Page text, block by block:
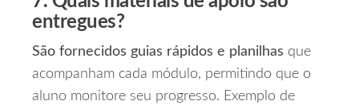
entregues?
São fornecidos guias rápidos e planilhas que
acompanham cada módulo, permitindo que o
aluno monitore seu progresso. Exemplo de